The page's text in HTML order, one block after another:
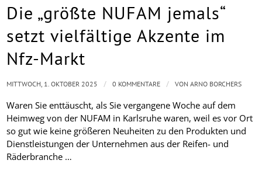
Die „größte NUFAM jemals“
setzt vielfältige Akzente im
Nfz-Markt
Waren Sie enttäuscht, als Sie vergangene Woche auf dem
Heimweg von der NUFAM in Karlsruhe waren, weil es vor Ort
so gut wie keine größeren Neuheiten zu den Produkten und
Dienstleistungen der Unternehmen aus der Reifen- und
Räderbranche …
MITTWOCH, 1. OKTOBER 2025 / 0 KOMMENTARE / VONARNO BORCHERS